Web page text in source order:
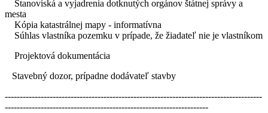
Stanoviská a vyjadrenia dotknutých orgánov štátnej správy a
mesta
Kópia katastrálnej mapy - informatívna
Súhlas vlastníka pozemku v prípade, že žiadateľ nie je vlastníkom
Projektová dokumentácia
Stavebný dozor, prípadne dodávateľ stavby
--------------------------------------------------------------------------------------
--------------------------------------------------------------------